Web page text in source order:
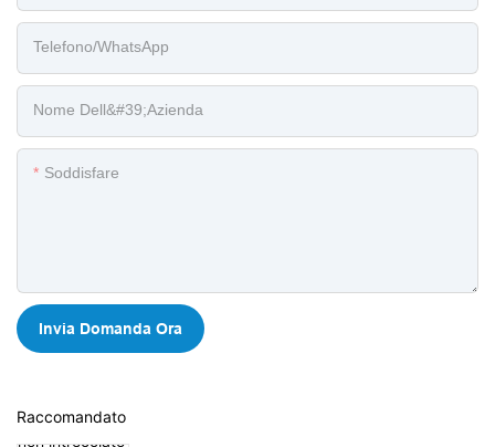
Telefono/WhatsApp
Nome Dell&#39;azienda
Soddisfare
Invia Domanda Ora
Raccomandato